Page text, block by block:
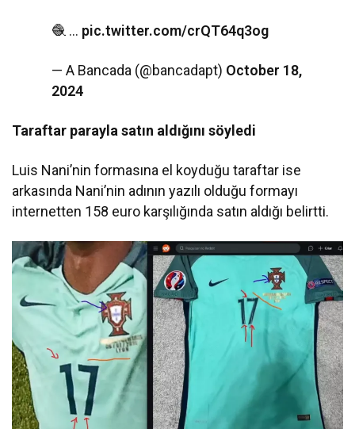
🧶 … pic.twitter.com/crQT64q3og
— A Bancada (@bancadapt) October 18,
2024
Taraftar parayla satın aldığını söyledi
Luis Nani’nin formasına el koyduğu taraftar ise
arkasında Nani’nin adının yazılı olduğu formayı
internetten 158 euro karşılığında satın aldığı belirtti.